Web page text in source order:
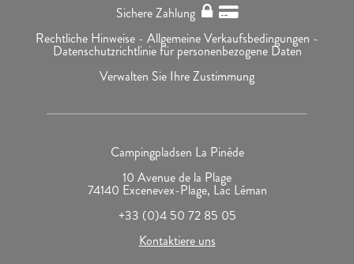
Sichere Zahlung
Rechtliche Hinweise - Allgemeine Verkaufsbedingungen -
Datenschutzrichtlinie für personenbezogene Daten
Verwalten Sie Ihre Zustimmung
Campingpladsen La Pinède
10 Avenue de la Plage
74140 Excenevex-Plage, Lac Léman
+33 (0)4 50 72 85 05
Kontaktiere uns